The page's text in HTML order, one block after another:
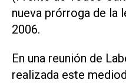
nueva prórroga de la
2006.
En una reunión de
realizada este